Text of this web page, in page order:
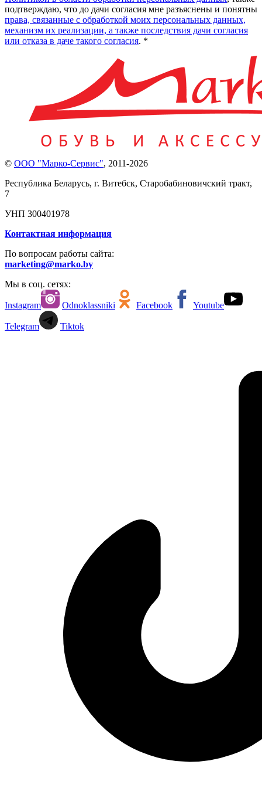
подтверждаю, что до дачи согласия мне разъяснены и понятны
права, связанные с обработкой моих персональных данных,
механизм их реализации, а также последствия дачи согласия
или отказа в даче такого согласия. *
© ООО "Марко-Сервис", 2011-2026
Республика Беларусь, г. Витебск, Старобабиновичский тракт,
7
УНП 300401978
Контактная информация
По вопросам работы сайта:
marketing@marko.by
Мы в соц. сетях:
Instagram Odnoklassniki Facebook Youtube
Telegram Tiktok